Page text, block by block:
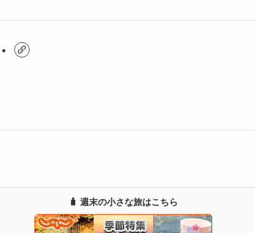
🧳 週末の小さな旅はこちら